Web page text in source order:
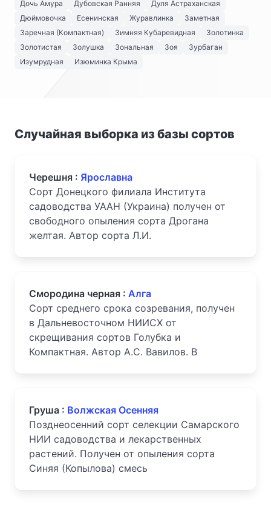
Дочь Амура
Дубовская Ранняя
Дуля Астраханская
Дюймовочка
Есенинская Журавлинка
Заметная
Заречная (Компактная)
Зимняя Кубаревидная
Золотинка
Золотистая
Золушка Зональная Зоя
Зурбаган
Изумрудная
Изюминка Крыма
Случайная выборка из базы сортов
Черешня : Ярославна
Сорт Донецкого филиала Института
садоводства УААН (Украина) получен от
свободного опыления сорта Дрогана
желтая. Автор сорта Л.И.
Смородина черная : Алга
Сорт среднего срока созревания, получен
в Дальневосточном НИИСХ от
скрещивания сортов Голубка и
Компактная. Автор А.С. Вавилов. В
Груша : Волжская Осенняя
Позднеосенний сорт селекции Самарского
НИИ садоводства и лекарственных
растений. Получен от опыления сорта
Синяя (Копылова) смесь